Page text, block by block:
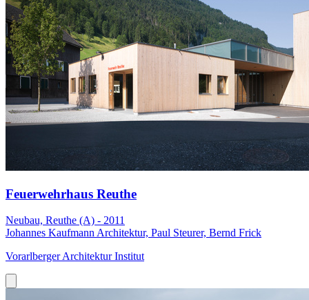
Feuerwehrhaus Reuthe
Neubau, Reuthe (A) - 2011
Johannes Kaufmann Architektur, Paul Steurer, Bernd Frick
Vorarlberger Architektur Institut